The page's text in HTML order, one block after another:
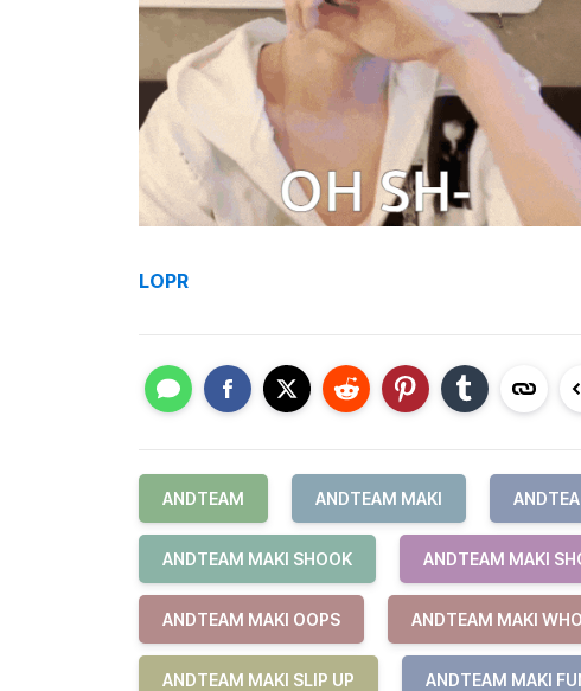
LOPR
ANDTEAM ANDTEAM MAKI
ANDTEAM MAKI SHOOK ANDTEAM MAKI
ANDTEAM MAKI OOPS ANDTEAM MAKI
ANDTEAM MAKI SLIP UP ANDTEAM MAKI